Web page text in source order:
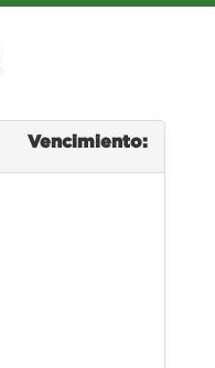
Vencimiento: